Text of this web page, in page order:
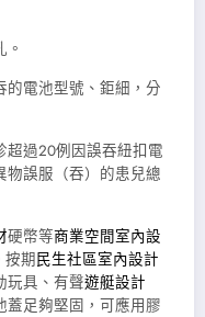
的電池型號、鉅細，分
超過20例因誤吞紐扣電
物誤服（吞）的患兒總
硬幣等商業空間室內設
按期民生社區室內設計
玩具、有聲遊艇設計
蓋足夠堅固，可應用膠